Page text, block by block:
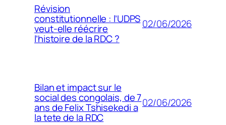
Révision
constitutionnelle : l’UDPS
veut-elle réécrire
l’histoire de la RDC ?
02/06/2026
Bilan et impact sur le
social des congolais, de 7
ans de Felix Tshisekedi a
la tete de la RDC
02/06/2026